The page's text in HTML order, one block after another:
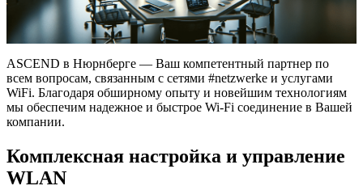
ASCEND в Нюрнберге — Ваш компетентный партнер по
всем вопросам, связанным с сетями #netzwerke и услугами
WiFi. Благодаря обширному опыту и новейшим технологиям
мы обеспечим надежное и быстрое Wi-Fi соединение в Вашей
компании.
Комплексная настройка и управление
WLAN